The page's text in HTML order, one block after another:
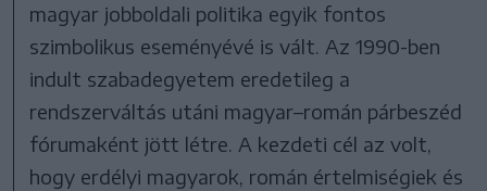
magyar jobboldali politika egyik fontos
szimbolikus eseményévé is vált. Az 1990-ben
indult szabadegyetem eredetileg a
rendszerváltás utáni magyar–román párbeszéd
fórumaként jött létre. A kezdeti cél az volt,
hogy erdélyi magyarok, román értelmiségiek és